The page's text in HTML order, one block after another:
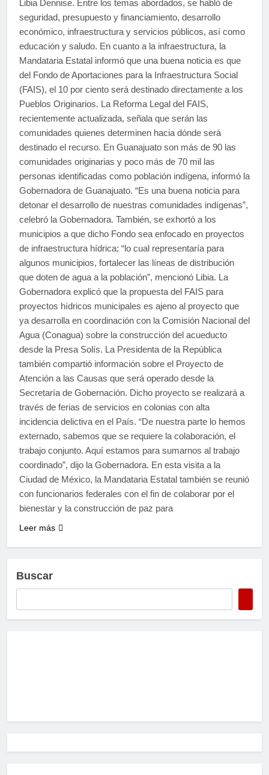
Libia Dennise. Entre los temas abordados, se habló de
seguridad, presupuesto y financiamiento, desarrollo
económico, infraestructura y servicios públicos, así como
educación y saludo. En cuanto a la infraestructura, la
Mandataria Estatal informó que una buena noticia es que
del Fondo de Aportaciones para la Infraestructura Social
(FAIS), el 10 por ciento será destinado directamente a los
Pueblos Originarios. La Reforma Legal del FAIS,
recientemente actualizada, señala que serán las
comunidades quienes determinen hacia dónde será
destinado el recurso. En Guanajuato son más de 90 las
comunidades originarias y poco más de 70 mil las
personas identificadas como población indígena, informó la
Gobernadora de Guanajuato. “Es una buena noticia para
detonar el desarrollo de nuestras comunidades indígenas”,
celebró la Gobernadora. También, se exhortó a los
municipios a que dicho Fondo sea enfocado en proyectos
de infraestructura hídrica; “lo cual representaría para
algunos municipios, fortalecer las líneas de distribución
que doten de agua a la población”, mencionó Libia. La
Gobernadora explicó que la propuesta del FAIS para
proyectos hídricos municipales es ajeno al proyecto que
ya desarrolla en coordinación con la Comisión Nacional del
Agua (Conagua) sobre la construcción del acueducto
desde la Presa Solís. La Presidenta de la República
también compartió información sobre el Proyecto de
Atención a las Causas que será operado desde la
Secretaría de Gobernación. Dicho proyecto se realizará a
través de ferias de servicios en colonias con alta
incidencia delictiva en el País. “De nuestra parte lo hemos
externado, sabemos que se requiere la colaboración, el
trabajo conjunto. Aquí estamos para sumarnos al trabajo
coordinado”, dijo la Gobernadora. En esta visita a la
Ciudad de México, la Mandataria Estatal también se reunió
con funcionarios federales con el fin de colaborar por el
bienestar y la construcción de paz para
Leer más
Buscar